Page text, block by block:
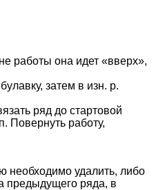
работы она идет «вверх»,
затем в изн. р.
ряд до стартовой
Повернуть работу,
необходимо удалить, либо
предыдущего ряда, в